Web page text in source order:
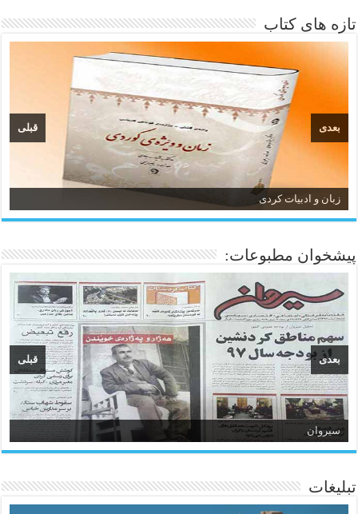
تازه های کتاب
زبان و ادبیات کردی
قبلی بعدی
پیشخوان مطبوعات:
سیروان
ئاژانسی هەواڵی مێهر
قبلی بعدی
تبلیغات